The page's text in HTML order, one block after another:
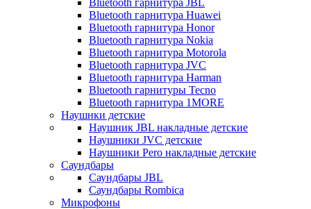
Bluetooth гарнитура JBL
Bluetooth гарнитура Huawei
Bluetooth гарнитура Honor
Bluetooth гарнитура Nokia
Bluetooth гарнитура Motorola
Bluetooth гарнитура JVC
Bluetooth гарнитура Harman
Bluetooth гарнитуры Tecno
Bluetooth гарнитура 1MORE
Наушнки детские
Наушник JBL накладные детские
Наушники JVC детские
Наушники Pero накладные детские
Саундбары
Саундбары JBL
Саундбары Rombica
Микрофоны